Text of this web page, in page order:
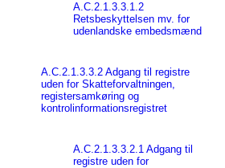
A.C.2.1.3.3.1.2
Retsbeskyttelsen mv. for
udenlandske embedsmænd
A.C.2.1.3.3.2 Adgang til registre
uden for Skatteforvaltningen,
registersamkøring og
kontrolinformationsregistret
A.C.2.1.3.3.2.1 Adgang til
registre uden for